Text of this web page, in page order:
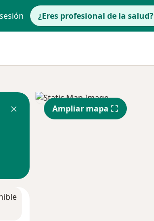
¿Eres profesional de la salud?
Ampliar mapa